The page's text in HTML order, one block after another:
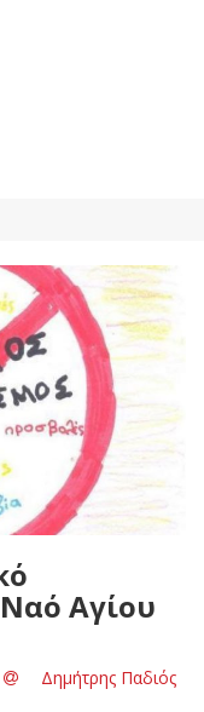
Αγίου
Δημήτρης Παδιός